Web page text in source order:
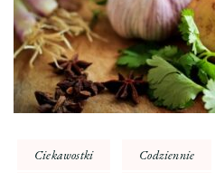
Ciekawostki Codziennie